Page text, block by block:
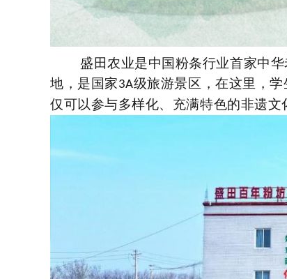
盛田农业是中国粉条行业首家中
地，是国家3A级旅游景区，在这里，
仅可以参与多样化、充满特色的非遗文